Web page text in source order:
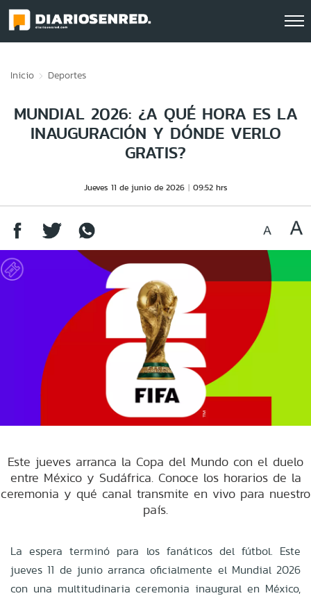
Inicio Deportes
MUNDIAL 2026: ¿A QUÉ HORA ES LA
INAUGURACIÓN Y DÓNDE VERLO
GRATIS?
Jueves 11 de junio de 2026 09:52 hrs
Este jueves arranca la Copa del Mundo con el duelo
entre México y Sudáfrica. Conoce los horarios de la
ceremonia y qué canal transmite en vivo para nuestro
país.
La espera terminó para los fanáticos del fútbol. Este
jueves 11 de junio arranca oficialmente el Mundial 2026
con una multitudinaria ceremonia inaugural en México,